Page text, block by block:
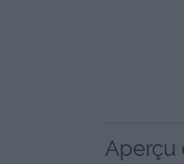
Aperçu